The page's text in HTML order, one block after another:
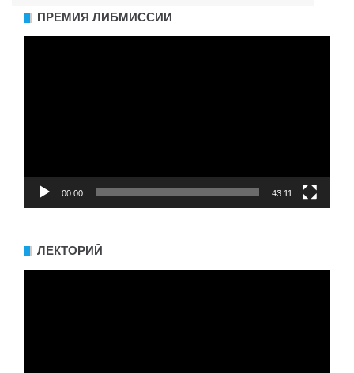
ПРЕМИЯ ЛИБМИССИИ
00:00 43:11
ЛЕКТОРИЙ